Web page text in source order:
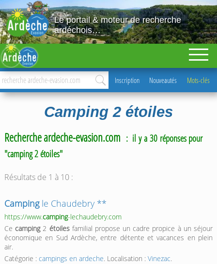
Le portail & moteur de recherche
ardéchois…
Inscription Nouveautés Mots-clés
Camping 2 étoiles
Recherche ardeche-evasion.com : il y a 30 réponses pour
"camping 2 étoiles"
Résultats de 1 à 10 :
Campingle Chaudebry **
https://www.camping-lechaudebry.com
Cecamping2 étoilesfamilial propose un cadre propice à un séjour
économique en Sud Ardèche, entre détente et vacances en plein
air.
Catégorie : campings en ardeche. Localisation : Vinezac.